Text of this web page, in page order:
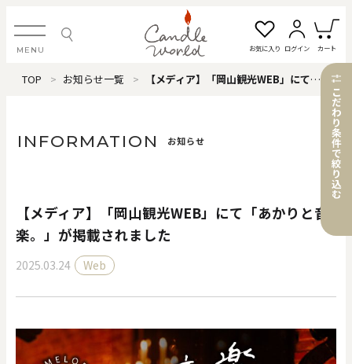
MENU お気に入り ログイン カート
ログイン・新規会員登録
すべてのアイテム
カテゴリから探す
価格で探す
TOP お知らせ一覧 【メディア】「岡山観光WEB」にて「あかりと音楽。」が掲載されました
INFORMATION お知らせ
【メディア】「岡山観光WEB」にて「あかりと音
楽。」が掲載されました
2025.03.24 Web
こ
だ
わ
り
条
件
で
絞
り
込
む